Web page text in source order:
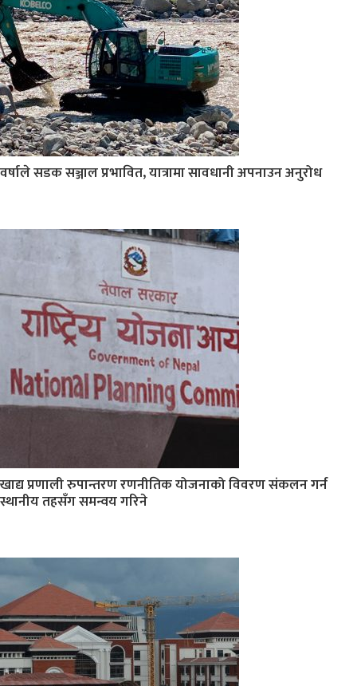
वर्षाले सडक सञ्जाल प्रभावित, यात्रामा सावधानी अपनाउन अनुरोध
खाद्य प्रणाली रुपान्तरण रणनीतिक योजनाको विवरण संकलन गर्न
स्थानीय तहसँग समन्वय गरिने